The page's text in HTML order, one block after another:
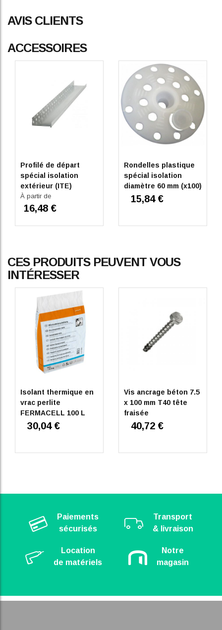
AVIS CLIENTS
ACCESSOIRES
Profilé de départ
spécial isolation
extérieur (ITE)
À partir de
16,48 €
Rondelles plastique
spécial isolation
diamètre 60 mm (x100)
15,84 €
CES PRODUITS PEUVENT VOUS
INTÉRESSER
Isolant thermique en
vrac perlite
FERMACELL 100 L
30,04 €
Vis ancrage béton 7.5
x 100 mm T40 tête
fraisée
40,72 €
Paiements
sécurisés
Transport
& livraison
Location
de matériels
Notre
magasin